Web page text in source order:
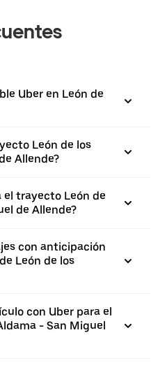
Uber en León de
León de los
Allende?
trayecto León de
de Allende?
con anticipación
León de los
con Uber para el
- San Miguel